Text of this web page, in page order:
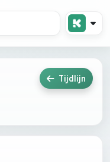
Tijdlijn